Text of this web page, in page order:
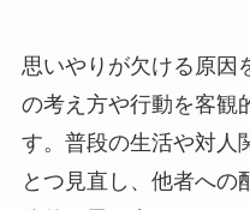
思いやりが欠ける原因
の考え方や行動を客観
す。普段の生活や対人
とつ見直し、他者への